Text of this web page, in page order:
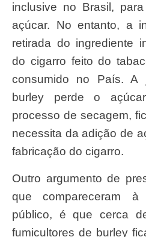
inclusive no Brasil,
açúcar. No entanto, a
retirada do ingrediente
do cigarro feito do
consumido no País. A
burley perde o
processo de secagem,
necessita da adição de
fabricação do cigarro.
Outro argumento de pressão dos fabricantes,
que compareceram
público, é que cerca
fumicultores de burley